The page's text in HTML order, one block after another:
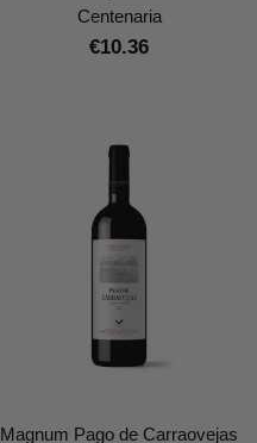
Centenaria
€10.36
Magnum Pago de Carraovejas